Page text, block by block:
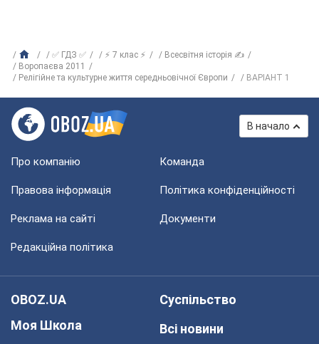
✅ ГДЗ ✅ ⚡ 7 клас ⚡
Всесвітня історія ✍
Воропаєва 2011
Релігійне та культурне життя середньовічної Європи
ВАРІАНТ 1
В начало
Про компанію Команда
Правова інформація Політика конфіденційності
Реклама на сайті Документи
Редакційна політика
OBOZ.UA
Моя Школа
Суспільство
Всі новини